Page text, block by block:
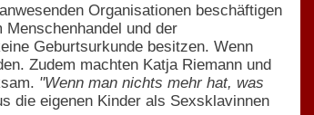
Organisationen beschäftigen
und der
Geburtsurkunde besitzen. Wenn
Zudem machten Katja Riemann und
"Wenn man nichts mehr hat, was
die eigenen Kinder als Sexsklavinnen